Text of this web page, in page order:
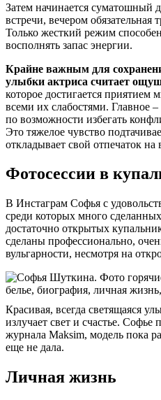
Затем начинается суматошный
встречи, вечером обязательная
Только жесткий режим
восполнять запас энергии.
Крайне важным для
улыбки актриса считает
которое достигается
всеми их слабостями. Главное –
по возможности избегать
Это тяжелое чувство
откладывает свой отпечаток на
Фотосессии в
В Инстаграм Софья с
среди которых много
достаточно открытых
сделаны профессионально,
вульгарности, несмотря на
Красивая, всегда светящаяся
излучает свет и счастье. Софье
журнала Maksim, модель пока
еще не дала.
Личная жизнь